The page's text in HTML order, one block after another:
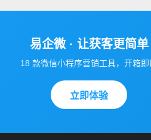
易企微 · 让获客更简单
18 款微信小程序营销工具，开箱即
立即体验